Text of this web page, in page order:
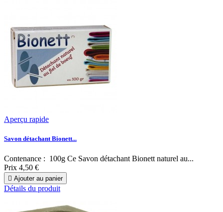
Aperçu rapide
Savon détachant Bionett...
Contenance : 100g Ce Savon détachant Bionett naturel au...
Prix 4,50 €
 Ajouter au panier
Détails du produit